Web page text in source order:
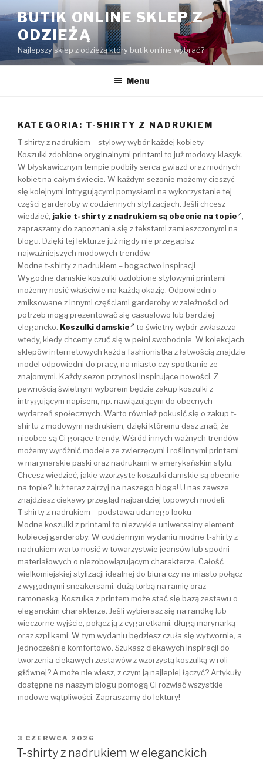
do
treści
BUTIK ONLINE SKLEP Z
ODZIEŻĄ
Najlepszy sklep z odzieżą który butik online wybrać?
Menu
KATEGORIA: T-SHIRTY Z NADRUKIEM
T-shirty z nadrukiem – stylowy wybór każdej kobiety
Koszulki zdobione oryginalnymi printami to już modowy klasyk.
W błyskawicznym tempie podbiły serca gwiazd oraz modnych
kobiet na całym świecie. W każdym sezonie możemy cieszyć
się kolejnymi intrygującymi pomysłami na wykorzystanie tej
części garderoby w codziennych stylizacjach. Jeśli chcesz
wiedzieć, jakie t-shirty z nadrukiem są obecnie na topie
zapraszamy do zapoznania się z tekstami zamieszczonymi na
blogu. Dzięki tej lekturze już nigdy nie przegapisz
najważniejszych modowych trendów.
Modne t-shirty z nadrukiem – bogactwo inspiracji
Wygodne damskie koszulki ozdobione stylowymi printami
możemy nosić właściwie na każdą okazję. Odpowiednio
zmiksowane z innymi częściami garderoby w zależności od
potrzeb mogą prezentować się casualowo lub bardziej
elegancko. Koszulki damskie
to świetny wybór zwłaszcza
wtedy, kiedy chcemy czuć się w pełni swobodnie. W kolekcjach
sklepów internetowych każda fashionistka z łatwością znajdzie
model odpowiedni do pracy, na miasto czy spotkanie ze
znajomymi. Każdy sezon przynosi inspirujące nowości. Z
pewnością świetnym wyborem będzie zakup koszulki z
intrygującym napisem, np. nawiązującym do obecnych
wydarzeń społecznych. Warto również pokusić się o zakup t-
shirtu z modowym nadrukiem, dzięki któremu dasz znać, że
nieobce są Ci gorące trendy. Wśród innych ważnych trendów
możemy wyróżnić modele ze zwierzęcymi i roślinnymi printami,
w marynarskie paski oraz nadrukami w amerykańskim stylu.
Chcesz wiedzieć, jakie wzorzyste koszulki damskie są obecnie
na topie? Już teraz zajrzyj na naszego bloga! U nas zawsze
znajdziesz ciekawy przegląd najbardziej topowych modeli.
T-shirty z nadrukiem – podstawa udanego looku
Modne koszulki z printami to niezwykle uniwersalny element
kobiecej garderoby. W codziennym wydaniu modne t-shirty z
nadrukiem warto nosić w towarzystwie jeansów lub spodni
materiałowych o niezobowiązującym charakterze. Całość
wielkomiejskiej stylizacji idealnej do biura czy na miasto połącz
z wygodnymi sneakersami, dużą torbą na ramię oraz
ramoneską. Koszulka z printem może stać się bazą zestawu o
eleganckim charakterze. Jeśli wybierasz się na randkę lub
wieczorne wyjście, połącz ją z cygaretkami, długą marynarką
oraz szpilkami. W tym wydaniu będziesz czuła się wytwornie, a
jednocześnie komfortowo. Szukasz ciekawych inspiracji do
tworzenia ciekawych zestawów z wzorzystą koszulką w roli
głównej? A może nie wiesz, z czym ją najlepiej łączyć? Artykuły
dostępne na naszym blogu pomogą Ci rozwiać wszystkie
modowe wątpliwości. Zapraszamy do lektury!
OPUBLIKOWANE
W
3 CZERWCA 2026
T-shirty z nadrukiem w eleganckich